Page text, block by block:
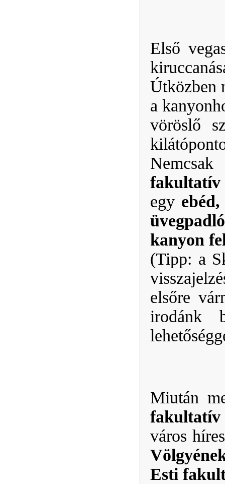
Első
Útközben
a
vöröslő
fakultatív
egy
kanyon
(Tipp: a
elsőre
irodánk
Miután
fakultatív
város
Esti